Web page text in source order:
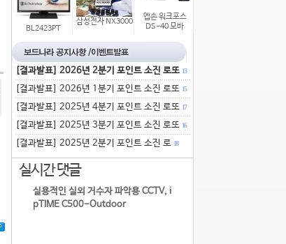
BL2423PT
삼성전자 NX3000
엡손 워크포스
DS-40 모바
[결과발표] 2026년 2분기 포인트 소진 로또 13
[결과발표] 2026년 1분기 포인트 소진 로또 15
[결과발표] 2025년 4분기 포인트 소진 로또 17
[결과발표] 2025년 3분기 포인트 소진 로또 16
[결과발표] 2025년 2분기 포인트 소진 로 18
실시간 댓글
실용적인 실외 거수자 파악용 CCTV, i
pTIME C500-Outdoor